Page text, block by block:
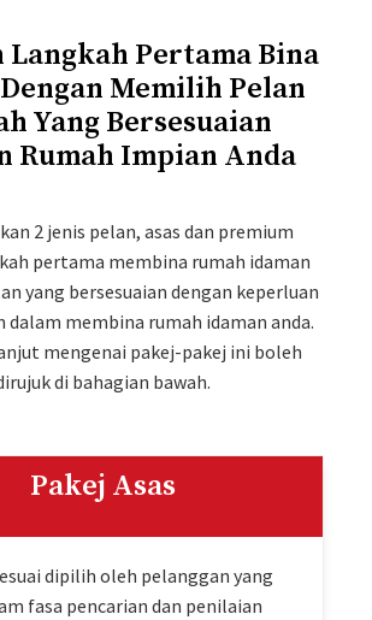
Langkah Pertama Bina
Memilih Pelan
Yang Bersesuaian
Rumah Impian Anda
2 jenis pelan, asas dan premium
pertama membina rumah idaman
yang bersesuaian dengan keperluan
dalam membina rumah idaman anda.
mengenai pakej-pakej ini boleh
di bahagian bawah.
Pakej Asas
dipilih oleh pelanggan yang
fasa pencarian dan penilaian